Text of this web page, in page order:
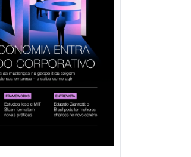
e, devagarzinho, o ânimo
a fazer terapia. E me lembro de
cuida da alimentação de um
prepare sua própria comida”. A
para isso. E a terceira: voltar a
estava me apresentando
conseguido enxergar isso aos
muito profundas. Foi por